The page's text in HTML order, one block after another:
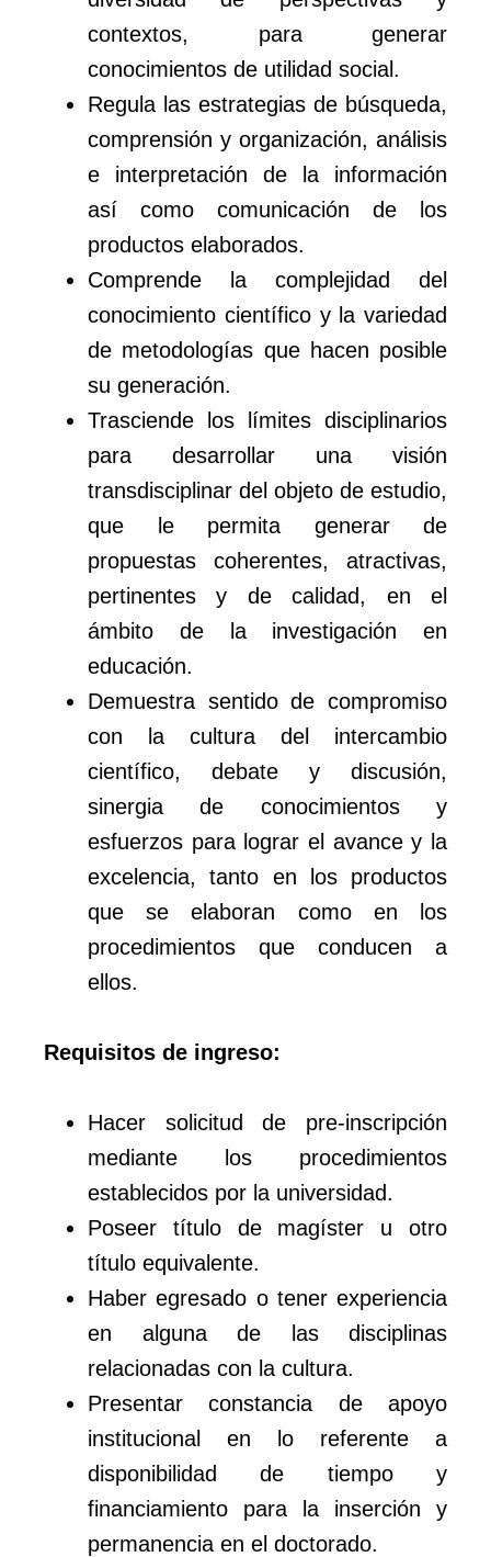
contextos, para generar
conocimientos de utilidad social.
Regula las estrategias de búsqueda,
comprensión y organización, análisis
e interpretación de la información
así como comunicación de los
productos elaborados.
Comprende la complejidad del
conocimiento científico y la variedad
de metodologías que hacen posible
su generación.
Trasciende los límites disciplinarios
para desarrollar una visión
transdisciplinar del objeto de estudio,
que le permita generar de
propuestas coherentes, atractivas,
pertinentes y de calidad, en el
ámbito de la investigación en
educación.
Demuestra sentido de compromiso
con la cultura del intercambio
científico, debate y discusión,
sinergia de conocimientos y
esfuerzos para lograr el avance y la
excelencia, tanto en los productos
que se elaboran como en los
procedimientos que conducen a
ellos.
Requisitos de ingreso:
Hacer solicitud de pre-inscripción
mediante los procedimientos
establecidos por la universidad.
Poseer título de magíster u otro
título equivalente.
Haber egresado o tener experiencia
en alguna de las disciplinas
relacionadas con la cultura.
Presentar constancia de apoyo
institucional en lo referente a
disponibilidad de tiempo y
financiamiento para la inserción y
permanencia en el doctorado.